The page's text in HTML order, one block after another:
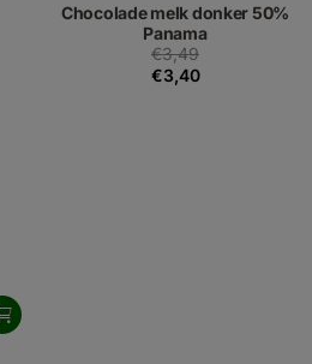
Chocolade melk donker 50%
Panama
€3,49
€3,40